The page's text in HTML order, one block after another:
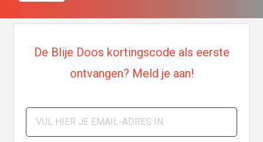
De Blije Doos kortingscode als eerste
ontvangen? Meld je aan!